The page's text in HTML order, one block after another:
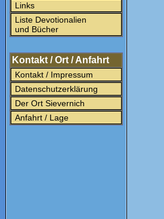
Links
Liste Devotionalien
und Bücher
Kontakt / Ort / Anfahrt
Kontakt / Impressum
Datenschutzerklärung
Der Ort Sievernich
Anfahrt / Lage